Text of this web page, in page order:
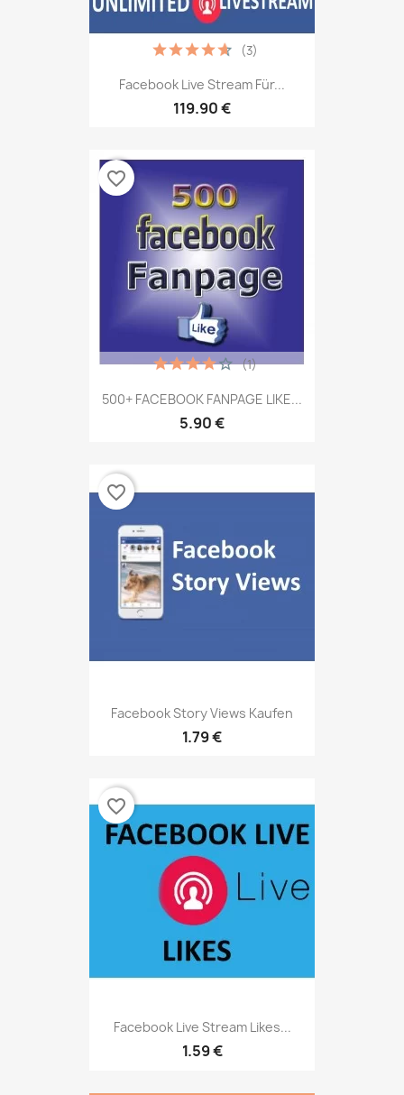
Facebook Live Stream Für...
119.90 €
(3)
500+ FACEBOOK FANPAGE LIKE...
5.90 €
(1)
favorite_border
Facebook Story Views Kaufen
1.79 €
favorite_border
Facebook Live Stream Likes...
1.59 €
favorite_border